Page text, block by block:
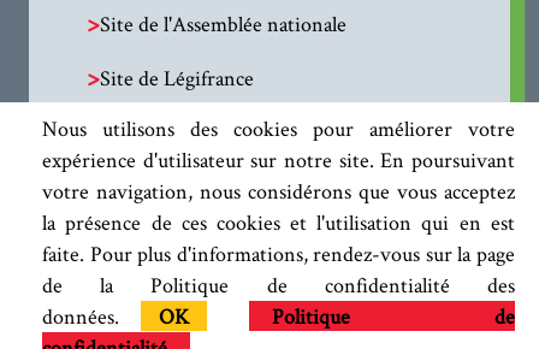
Nous utilisons des cookies pour améliorer votre
expérience d'utilisateur sur notre site. En poursuivant
votre navigation, nous considérons que vous acceptez
la présence de ces cookies et l'utilisation qui en est
faite. Pour plus d'informations, rendez-vous sur la page
de la Politique de confidentialité des
données.
OK
Politique de
>Site de l'Assemblée nationale
>Site de Légifrance